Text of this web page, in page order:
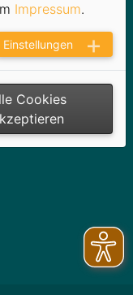
Impressum.
Einstellungen
Cookies